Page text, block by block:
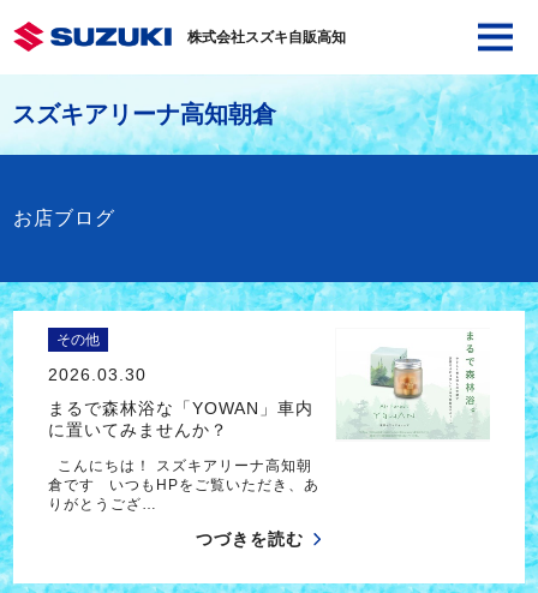
株式会社スズキ自販高知
スズキアリーナ高知朝倉
お店ブログ
その他
2026.03.30
まるで森林浴な「YOWAN」車内
に置いてみませんか？
こんにちは！ スズキアリーナ高知朝
倉です いつもHPをご覧いただき、あ
りがとうござ…
つづきを読む